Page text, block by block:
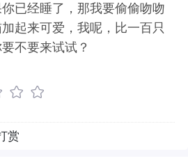
已经睡了，那我要偷偷吻吻
起来可爱，我呢，比一百只
不要来试试？
赏